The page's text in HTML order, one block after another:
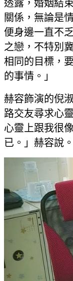
透露，婚姻結
關係，無論是
便身邊一直不
之戀，不特別
相同的目標，
的事情。」
赫容飾演的倪
路交友尋求心
心靈上跟我很
已。」赫容說。